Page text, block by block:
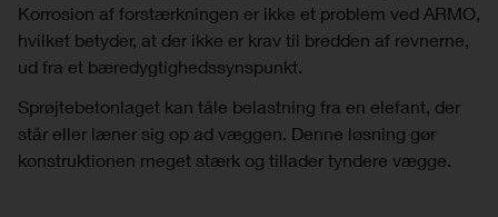
Korrosion af forstærkningen er ikke et problem ved ARMO,
hvilket betyder, at der ikke er krav til bredden af revnerne,
ud fra et bæredygtighedssynspunkt.
Sprøjtebetonlaget kan tåle belastning fra en elefant, der
står eller læner sig op ad væggen. Denne løsning gør
konstruktionen meget stærk og tillader tyndere vægge.